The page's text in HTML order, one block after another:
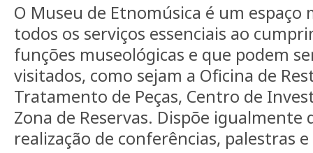
O Museu de Etnomúsica é um
todos os serviços essenciais ao
funções museológicas e que podem
visitados, como sejam a Oficina de
Tratamento de Peças, Centro de
Zona de Reservas. Dispõe igualmente
realização de conferências, palestras